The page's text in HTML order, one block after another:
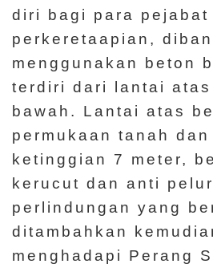
diri bagi para
perkeretaapian,
menggunakan beton
terdiri dari lantai
bawah. Lantai atas
permukaan tanah
ketinggian 7 meter,
kerucut dan anti
perlindungan yang
ditambahkan
menghadapi Perang